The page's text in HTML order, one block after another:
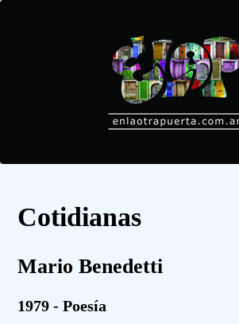
Cotidianas
Mario Benedetti
1979 - Poesía